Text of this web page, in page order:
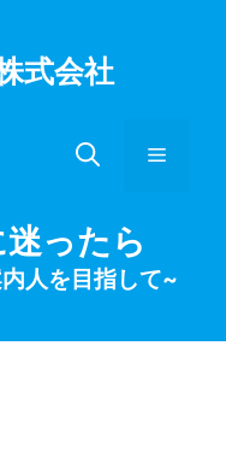
式会社
メ
ったら
人を目指して~